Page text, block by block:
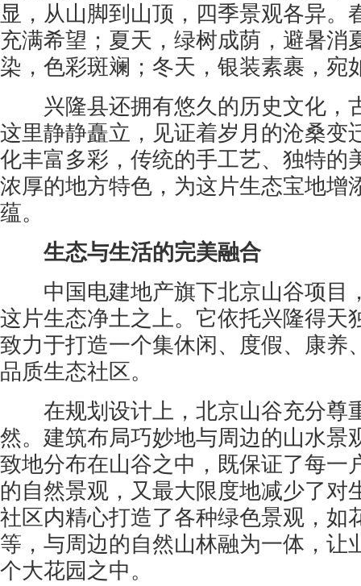
显，从山脚到山顶，四季景观各异。
充满希望；夏天，绿树成荫，避暑消
染，色彩斑斓；冬天，银装素裹，宛
兴隆县还拥有悠久的历史文化，
这里静静矗立，见证着岁月的沧桑变
化丰富多彩，传统的手工艺、独特的
浓厚的地方特色，为这片生态宝地增
蕴。
生态与生活的完美融合
中国电建地产旗下北京山谷项目
这片生态净土之上。它依托兴隆得天
致力于打造一个集休闲、度假、康养
品质生态社区。
在规划设计上，北京山谷充分尊
然。建筑布局巧妙地与周边的山水景
致地分布在山谷之中，既保证了每一
的自然景观，又最大限度地减少了对
社区内精心打造了各种绿色景观，如
等，与周边的自然山林融为一体，让
个大花园之中。